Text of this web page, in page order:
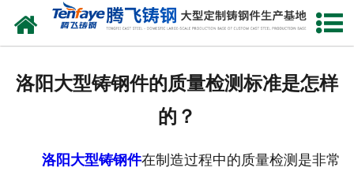
网站首页
洛阳大型铸钢件的质量检测标准是怎样
的？
洛阳大型铸钢件在制造过程中的质量检测是非常